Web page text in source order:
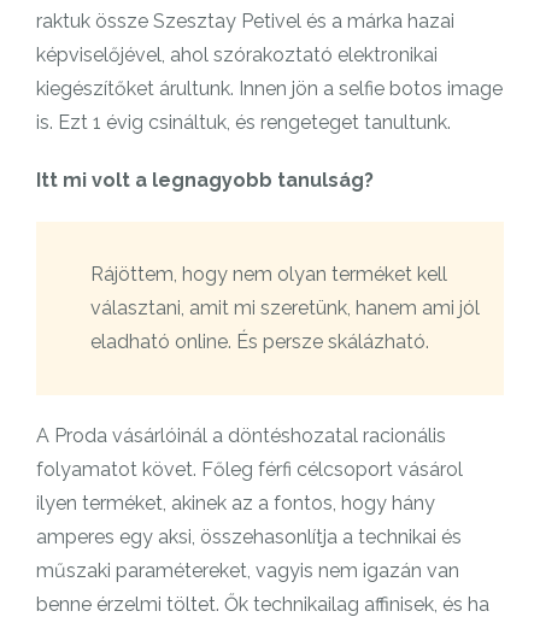
raktuk össze Szesztay Petivel és a márka hazai
képviselőjével, ahol szórakoztató elektronikai
kiegészítőket árultunk. Innen jön a selfie botos image
is. Ezt 1 évig csináltuk, és rengeteget tanultunk.
Itt mi volt a legnagyobb tanulság?
Rájöttem, hogy nem olyan terméket kell
választani, amit mi szeretünk, hanem ami jól
eladható online. És persze skálázható.
A Proda vásárlóinál a döntéshozatal racionális
folyamatot követ. Főleg férfi célcsoport vásárol
ilyen terméket, akinek az a fontos, hogy hány
amperes egy aksi, összehasonlítja a technikai és
műszaki paramétereket, vagyis nem igazán van
benne érzelmi töltet. Ők technikailag affinisek, és ha